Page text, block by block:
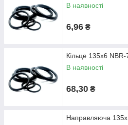
В наявності
6,96 ₴
Кільце 135х6 NBR-
В наявності
68,30 ₴
Направляюча